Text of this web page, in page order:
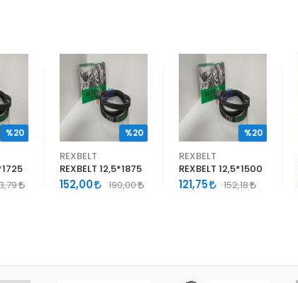
%20
REXBELT
REXBELT 12,5*1875
152,00 190,00
%20
REXBELT
REXBELT 12,5*1500
121,75 152,18
%20